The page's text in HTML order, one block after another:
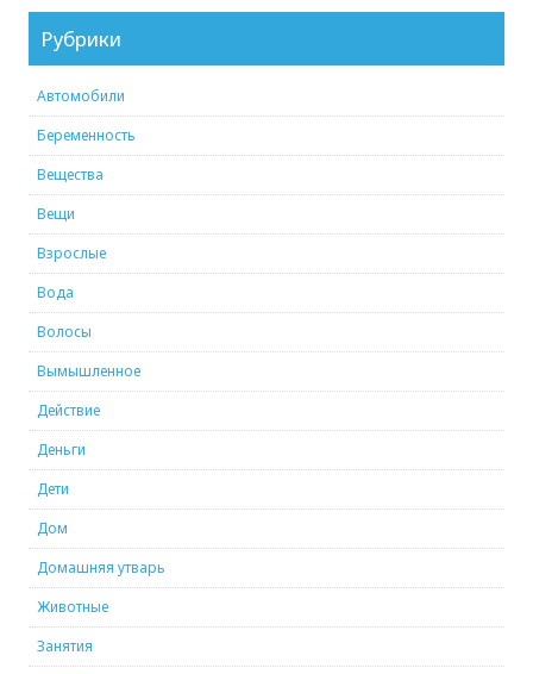
Рубрики
Автомобили
Беременность
Вещества
Вещи
Взрослые
Вода
Волосы
Вымышленное
Действие
Деньги
Дети
Дом
Домашняя утварь
Животные
Занятия